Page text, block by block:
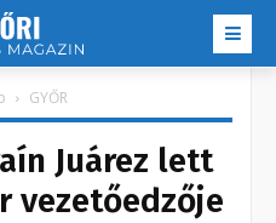
GYŐR
Juárez lett
vezetőedzője